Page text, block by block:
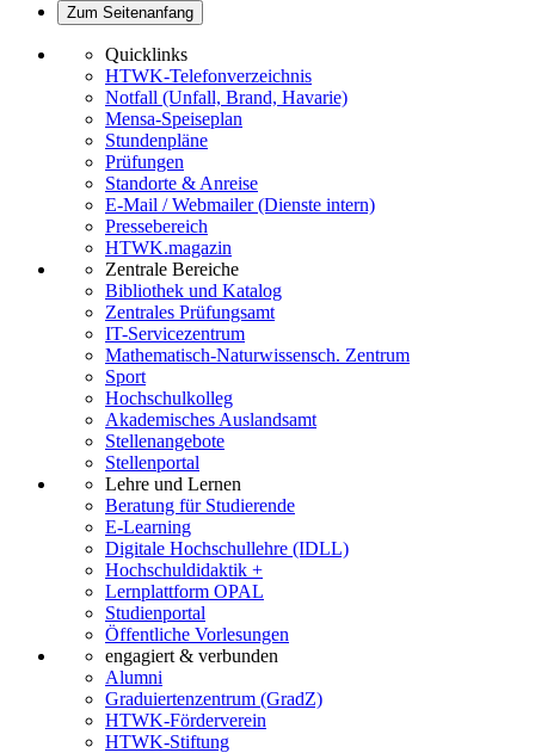
Zum Seitenanfang
Quicklinks
HTWK-Telefonverzeichnis
Notfall (Unfall, Brand, Havarie)
Mensa-Speiseplan
Stundenpläne
Prüfungen
Standorte & Anreise
E-Mail / Webmailer (Dienste intern)
Pressebereich
HTWK.magazin
Zentrale Bereiche
Bibliothek und Katalog
Zentrales Prüfungsamt
IT-Servicezentrum
Mathematisch-Naturwissensch. Zentrum
Sport
Hochschulkolleg
Akademisches Auslandsamt
Stellenangebote
Stellenportal
Lehre und Lernen
Beratung für Studierende
E-Learning
Digitale Hochschullehre (IDLL)
Hochschuldidaktik +
Lernplattform OPAL
Studienportal
Öffentliche Vorlesungen
engagiert & verbunden
Alumni
Graduiertenzentrum (GradZ)
HTWK-Förderverein
HTWK-Stiftung